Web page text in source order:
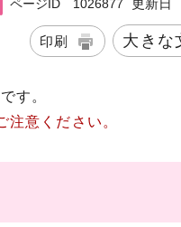
ページID 1026877 更新日
印刷 大きな
す。
意ください。